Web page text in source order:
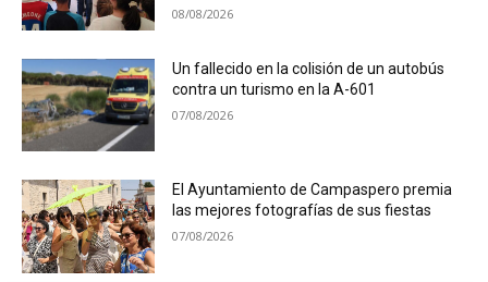
08/08/2026
Un fallecido en la colisión de un autobús
contra un turismo en la A-601
07/08/2026
El Ayuntamiento de Campaspero premia
las mejores fotografías de sus fiestas
07/08/2026